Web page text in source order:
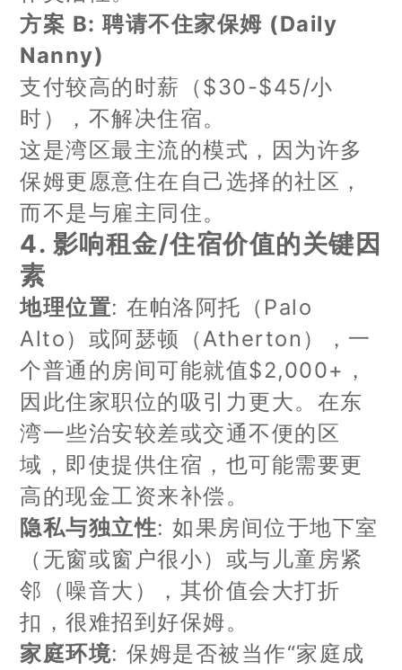
方案 B: 聘请不住家保姆 (Daily
Nanny)
支付较高的时薪（$30-$45/小
时），不解决住宿。
这是湾区最主流的模式，因为许多
保姆更愿意住在自己选择的社区，
而不是与雇主同住。
4. 影响租金/住宿价值的关键因
素
地理位置: 在帕洛阿托（Palo
Alto）或阿瑟顿（Atherton），一
个普通的房间可能就值$2,000+，
因此住家职位的吸引力更大。在东
湾一些治安较差或交通不便的区
域，即使提供住宿，也可能需要更
高的现金工资来补偿。
隐私与独立性: 如果房间位于地下室
（无窗或窗户很小）或与儿童房紧
邻（噪音大），其价值会大打折
扣，很难招到好保姆。
家庭环境: 保姆是否被当作“家庭成